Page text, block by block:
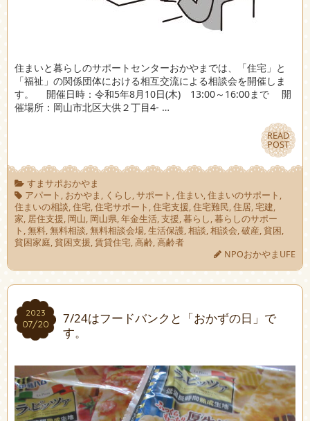
住まいと暮らしのサポートセンターおかやまでは、「住宅」と
「福祉」の関係団体における相互交流による相談会を開催しま
す。 開催日時：令和5年8月10日(木) 13:00～16:00まで 開
催場所：岡山市北区大供２丁目4- …
READ
POST
READ
POST
すまサポおかやま
アパート , おかやま , くらし,サポート ,住まい,住まいのサポート ,
住まいの相談,住宅,住宅サポート ,住宅支援,住宅難民,住居,宅建,
家, 居住支援, 岡山, 岡山県,年金生活,支援,暮らし,暮らしのサポー
ト ,無料,無料相談,無料相談会場,生活保護,相談,相談会,破産,貧困,
貧困家庭,貧困支援,賃貸住宅,高齢,高齢者
NPOおかやまUFE
2023
07/20
2023
07/20
7/24はフードバンクと「おかずの日」で
す。